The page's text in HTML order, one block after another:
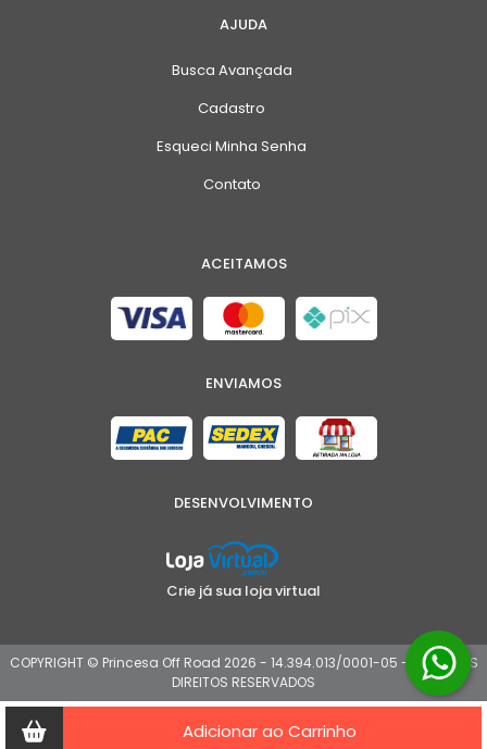
Adicionar ao Carrinho
AJUDA
Busca Avançada
Cadastro
Esqueci Minha Senha
Contato
ACEITAMOS
ENVIAMOS
DESENVOLVIMENTO
Crie já sua loja virtual
COPYRIGHT © Princesa Off Road 2026 - 14.394.013/0001-05 - TODOS OS
DIREITOS RESERVADOS